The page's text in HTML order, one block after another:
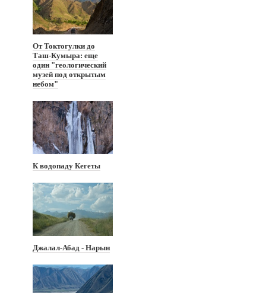
От Токтогулки до
Таш-Кумыра: еще
один "геологический
музей под открытым
небом"
К водопаду Кегеты
Джалал-Абад - Нарын